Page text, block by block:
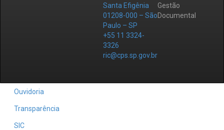
Santa Efigênia
01208-000 – São
Paulo – SP
+55 11 3324-
3326
ric@cps.sp.gov.br
Gestão
Documental
Ouvidoria
Transparência
SIC